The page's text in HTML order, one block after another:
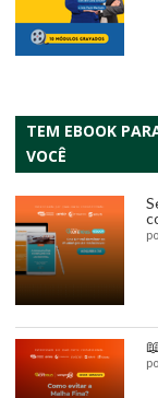
TEM EBOOK
VOCÊ